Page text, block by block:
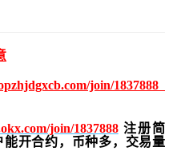
join/1837888
join/1837888注册简
开合约， 币种多，交易量